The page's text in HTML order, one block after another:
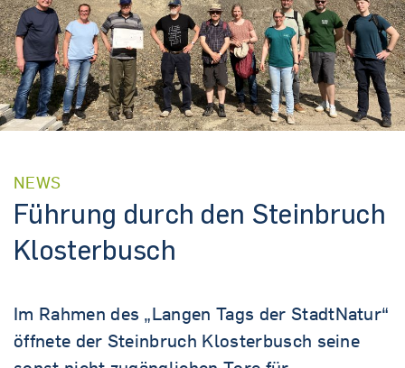
NEWS
Führung durch den Steinbruch
Klosterbusch
Im Rahmen des „Langen Tags der StadtNatur“
öffnete der Steinbruch Klosterbusch seine